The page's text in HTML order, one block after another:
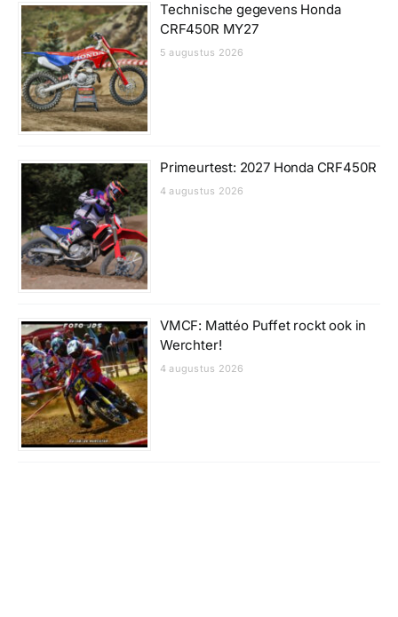
Technische gegevens Honda
CRF450R MY27
5 augustus 2026
Primeurtest: 2027 Honda CRF450R
4 augustus 2026
VMCF: Mattéo Puffet rockt ook in
Werchter!
4 augustus 2026